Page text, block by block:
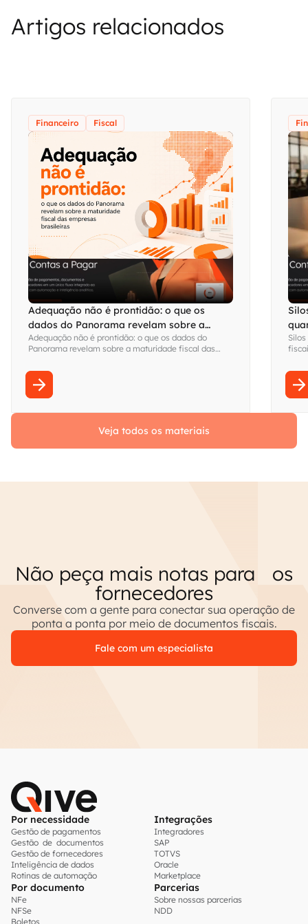
Artigos relacionados
Financeiro Fiscal
Adequação não é prontidão: o que os
dados do Panorama revelam sobre a
maturidade fiscal das empresas brasileiras
Adequação não é prontidão: o que os dados do
Panorama revelam sobre a maturidade fiscal das
sem
Veja todos os materiais
Não peça mais notas para os
fornecedores
Converse com a gente para conectar sua operação de
ponta a ponta por meio de documentos fiscais.
Fale com um especialista
Por necessidade
Gestão de pagamentos
Gestão de documentos
Gestão de fornecedores
Inteligência de dados
Rotinas de automação
Integrações
Integradores
SAP
TOTVS
Oracle
Marketplace
Por documento
NFe
NFSe
Boletos
Parcerias
Sobre nossas parcerias
NDD